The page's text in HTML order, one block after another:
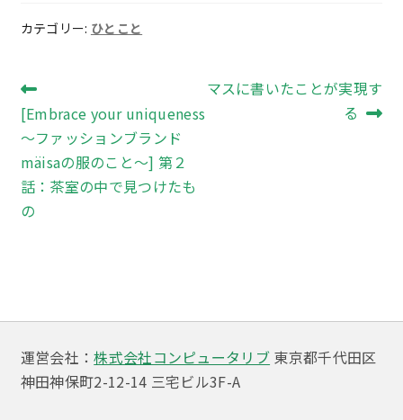
カテゴリー: ひとこと
投
稿
ナ
ビ
ゲ
ョ
ン
の
投
稿:
[Embrace your uniqueness
～ファッションブランド
mäisaの服のこと～] 第２
話：茶室の中で見つけたも
の
次
マスに書いたことが実現す
る
運営会社：株式会社コンピュータリブ 東京都千代田区
神田神保町2-12-14 三宅ビル3F-A